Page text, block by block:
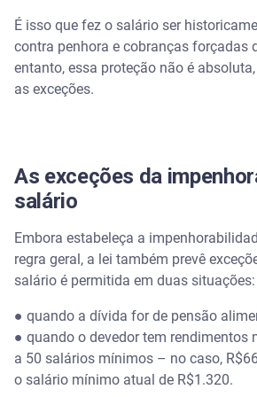
É isso que fez o salário ser
contra penhora e cobranças forçadas
entanto, essa proteção não é
as exceções.
As exceções da
salário
Embora estabeleça a
regra geral, a lei também prevê
salário é permitida em duas situações:
● quando a dívida for de pensão
● quando o devedor tem rendimentos
a 50 salários mínimos – no caso,
o salário mínimo atual de R$1.320.